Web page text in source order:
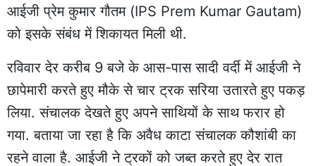
आईजी प्रेम कुमार गौतम (IPS Prem Kumar Gautam)
को इसके संबंध में शिकायत मिली थी.
रविवार देर करीब 9 बजे के आस-पास सादी वर्दी में आईजी ने
छापेमारी करते हुए मौके से चार ट्रक सरिया उतारते हुए पकड़
लिया. संचालक देखते हुए अपने साथियों के साथ फरार हो
गया. बताया जा रहा है कि अवैध काटा संचालक कौशांबी का
रहने वाला है. आईजी ने ट्रकों को जब्त करते हुए देर रात